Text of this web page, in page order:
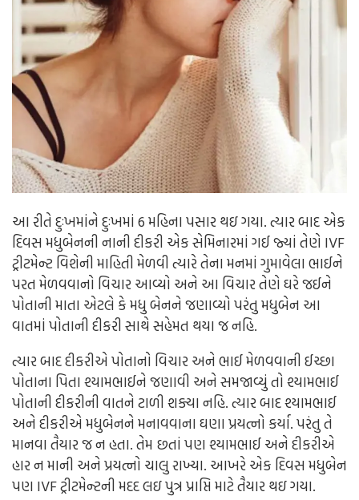
આ રીતે દુઃખમાંને દુઃખમાં 6 મહિના પસાર થઇ ગયા. ત્યાર બાદ એક
દિવસ મધુબેનની નાની દીકરી એક સેમિનારમાં ગઈ જ્યાં તેણે IVF
ટ્રીટમેન્ટ વિશેની માહિતી મેળવી ત્યારે તેના મનમાં ગુમાવેલા ભાઈને
પરત મેળવવાનો વિચાર આવ્યો અને આ વિચાર તેણે ઘરે જઈને
પોતાની માતા એટલે કે મધુ બેનને જણાવ્યો પરંતુ મધુબેન આ
વાતમાં પોતાની દીકરી સાથે સહેમત થયા જ નહિ.
ત્યાર બાદ દીકરીએ પોતાનો વિચાર અને ભાઈ મેળવવાની ઈચ્છા
પોતાના પિતા શ્યામભાઈને જણાવી અને સમજાવ્યું તો શ્યામભાઈ
પોતાની દીકરીની વાતને ટાળી શક્યા નહિ. ત્યાર બાદ શ્યામભાઈ
અને દીકરીએ મધુબેનને મનાવવાના ઘણા પ્રયત્નો કર્યા. પરંતુ તે
માનવા તૈયાર જ ન હતા. તેમ છતાં પણ શ્યામભાઈ અને દીકરીએ
હાર ન માની અને પ્રયત્નો ચાલુ રાખ્યા. આખરે એક દિવસ મધુબેન
પણ IVF ટ્રીટમેન્ટની મદદ લઇ પુત્ર પ્રાપ્તિ માટે તૈયાર થઇ ગયા.